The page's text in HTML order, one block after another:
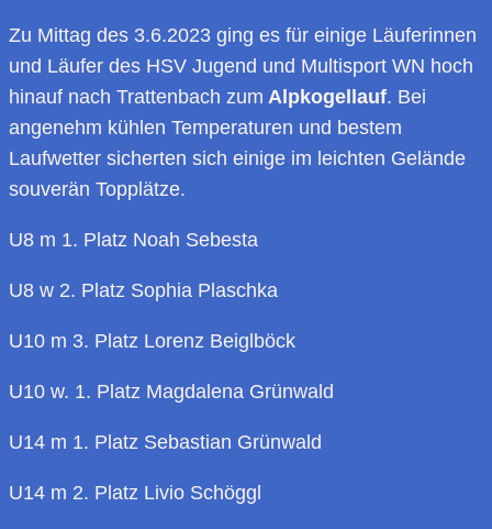
Zu Mittag des 3.6.2023 ging es für einige Läuferinnen
und Läufer des HSV Jugend und Multisport WN hoch
hinauf nach Trattenbach zum Alpkogellauf. Bei
angenehm kühlen Temperaturen und bestem
Laufwetter sicherten sich einige im leichten Gelände
souverän Topplätze.
U8 m 1. Platz Noah Sebesta
U8 w 2. Platz Sophia Plaschka
U10 m 3. Platz Lorenz Beiglböck
U10 w. 1. Platz Magdalena Grünwald
U14 m 1. Platz Sebastian Grünwald
U14 m 2. Platz Livio Schöggl